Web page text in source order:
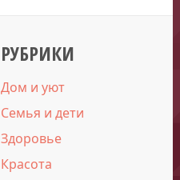
РУБРИКИ
Дом и уют
Семья и дети
Здоровье
Красота